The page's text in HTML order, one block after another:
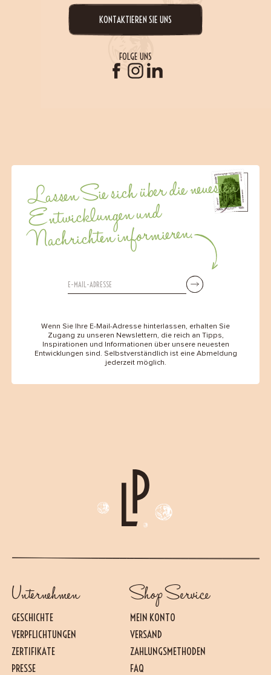
KONTAKTIEREN SIE UNS
FOLGE UNS
Lassen Sie sich über die neuesten
Entwicklungen und
Nachrichten informieren.
Wenn Sie Ihre E-Mail-Adresse hinterlassen, erhalten Sie
Zugang zu unseren Newslettern, die reich an Tipps,
Inspirationen und Informationen über unsere neuesten
Entwicklungen sind. Selbstverständlich ist eine Abmeldung
jederzeit möglich.
Unternehmen
GESCHICHTE
VERPFLICHTUNGEN
ZERTIFIKATE
PRESSE
Shop Service
MEIN KONTO
VERSAND
ZAHLUNGSMETHODEN
FAQ